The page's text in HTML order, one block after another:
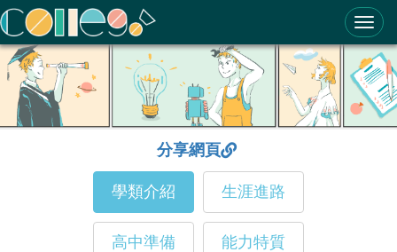
ColleGo! 大學選才與高中育才輔助系統
分享網頁
學類介紹 生涯進路
高中準備 能力特質